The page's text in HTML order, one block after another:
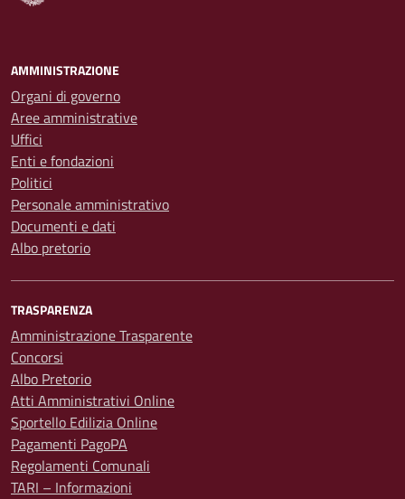
AMMINISTRAZIONE
Organi di governo
Aree amministrative
Uffici
Enti e fondazioni
Politici
Personale amministrativo
Documenti e dati
Albo pretorio
TRASPARENZA
Amministrazione Trasparente
Concorsi
Albo Pretorio
Atti Amministrativi Online
Sportello Edilizia Online
Pagamenti PagoPA
Regolamenti Comunali
TARI – Informazioni